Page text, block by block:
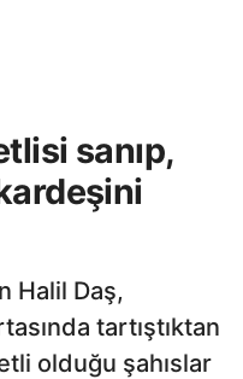
sanıp,
Halil Daş,
tartıştıktan
olduğu şahıslar